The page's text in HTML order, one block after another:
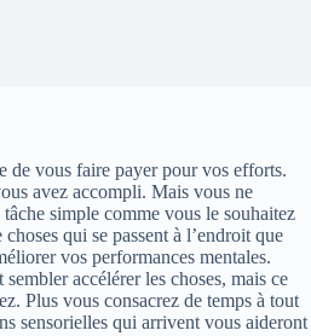
de vous faire payer pour vos efforts.
avez accompli. Mais vous ne
simple comme vous le souhaitez
qui se passent à l’endroit que
vos performances mentales.
accélérer les choses, mais ce
Plus vous consacrez de temps à tout
sensorielles qui arrivent vous aideront